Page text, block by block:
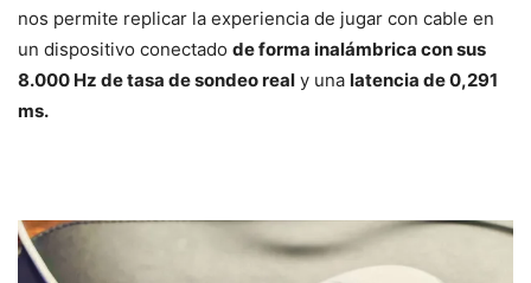
nos permite replicar la experiencia de jugar con cable en
un dispositivo conectado de forma inalámbrica con sus
8.000 Hz de tasa de sondeo real y una latencia de 0,291
ms.